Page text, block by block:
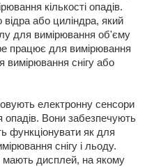
кількості опадів.
відра або циліндра, який
для вимірювання об'єму
працює для вимірювання
снігу або
електронну сенсори
опадів. Вони забезпечують
функціонувати як для
снігу і льоду.
мають дисплей, на якому